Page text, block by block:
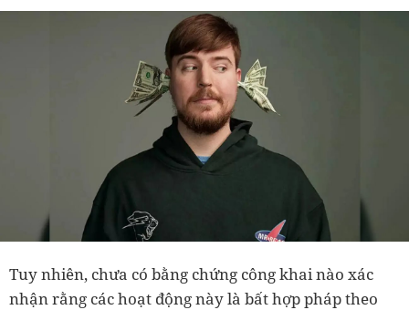
Tuy nhiên, chưa có bằng chứng công khai nào xác
nhận rằng các hoạt động này là bất hợp pháp theo